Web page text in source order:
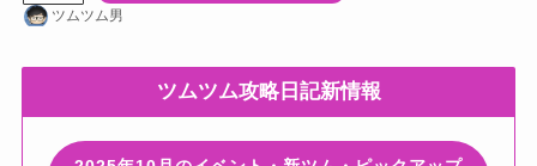
ツムツム男
ツムツム攻略日記新情報